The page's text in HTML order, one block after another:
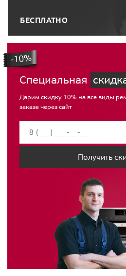
БЕСПЛАТНО
Специальная
Дарим скидку 10% на все виды
заказе через сайт
Получить